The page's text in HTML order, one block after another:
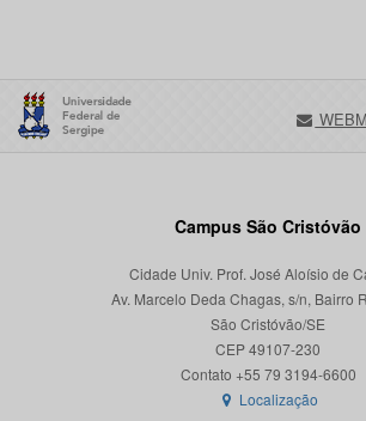
Campus São Cristóvão
Cidade Univ. Prof. José Aloísio de
Av. Marcelo Deda Chagas, s/n, Bairro
São Cristóvão/SE
CEP 49107-230
Localização